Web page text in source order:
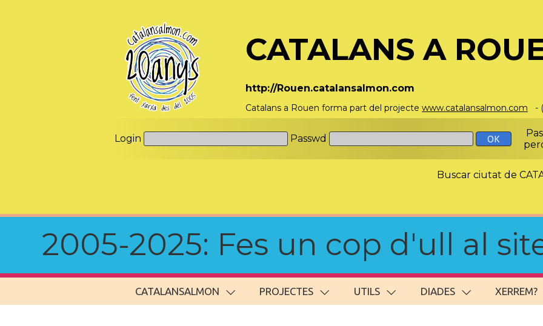
CATALANS A
http://Rouen.catalansalmon.com
Catalans a Rouen forma part del projecte www.catalansalmon.com -
Login Passwd
Buscar ciutat de
2005-2025: Fes un cop d'ull al
CATALANSALMON PROJECTES UTILS DIADES XERREM?